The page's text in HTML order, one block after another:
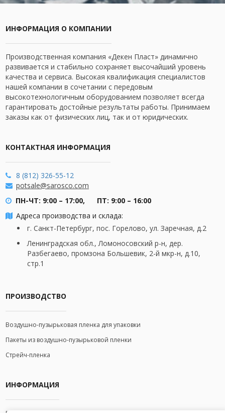
ИНФОРМАЦИЯ О КОМПАНИИ
Производственная компания «Декен Пласт» динамично
развивается и стабильно сохраняет высочайший уровень
качества и сервиса. Высокая квалификация специалистов
нашей компании в сочетании с передовым
высокотехнологичным оборудованием позволяет всегда
гарантировать достойные результаты работы. Принимаем
заказы как от физических лиц, так и от юридических.
КОНТАКТНАЯ ИНФОРМАЦИЯ
8 (812) 326-55-12
potsale@sarosco.com
ПН-ЧТ: 9:00 – 17:00,
ПТ: 9:00 – 16:00
Адреса производства и склада:
г. Санкт-Петербург, пос. Горелово, ул. Заречная, д.2
Ленинградская обл., Ломоносовский р-н, дер.
Разбегаево, промзона Большевик, 2-й мкр-н, д.10,
стр.1
ПРОИЗВОДСТВО
Воздушно-пузырьковая пленка для упаковки
Пакеты из воздушно-пузырьковой пленки
Стрейч-пленка
ИНФОРМАЦИЯ